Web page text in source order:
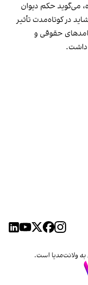
می‌گوید حکم دیوان
در کوتاه‌مدت تأثیر
حقوقی و
داشت.
ولانت‌مدیا است.